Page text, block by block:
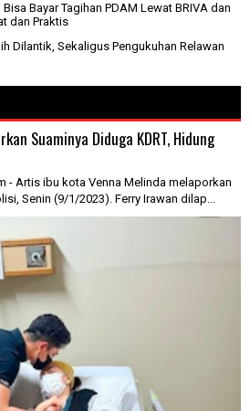
Bayar Tagihan PDAM Lewat BRIVA dan
dan Praktis
Dilantik, Sekaligus Pengukuhan Relawan
Suaminya Diduga KDRT, Hidung
- Artis ibu kota Venna Melinda melaporkan
Senin (9/1/2023). Ferry Irawan dilap...